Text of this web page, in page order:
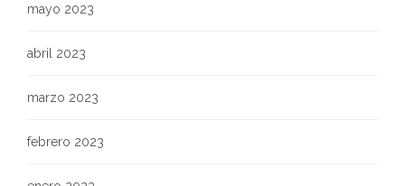
mayo 2023
abril 2023
marzo 2023
febrero 2023